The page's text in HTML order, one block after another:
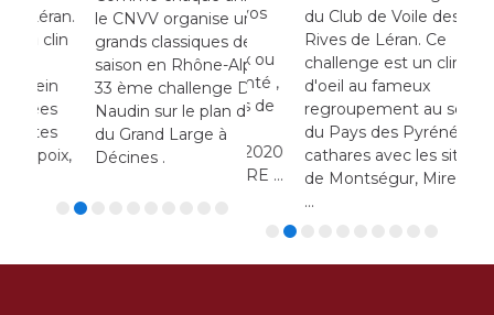
le CNVV organise un des
grands classiques de la
saison en Rhône-Alpes le
33 ème challenge Denis
Naudin sur le plan d'eau
du Grand Large à
Décines .
Pensez à préparer vos
bateaux, licences ,
certificats médicaux ou
questionnaire de santé ,
carte Osiris en cours de
validité…. Première
régate de la saison 2020
du Club de Voile des
Rives de Léran. Ce
challenge est un clin
d'oeil au fameux
regroupement au sein
du Pays des Pyrénées
cathares avec les sites
de Montségur, Mirepoix,